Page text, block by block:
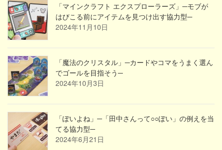
「マインクラフト エクスプローラーズ」─モブが
はびこる前にアイテムを見つけ出す協力型─
2024年11月10日
「魔法のクリスタル」─カードやコマをうまく選ん
でゴールを目指そう─
2024年10月3日
「ぽいよね」─「田中さんって○○ぽい」の例えを当
てる協力型─
2024年6月21日